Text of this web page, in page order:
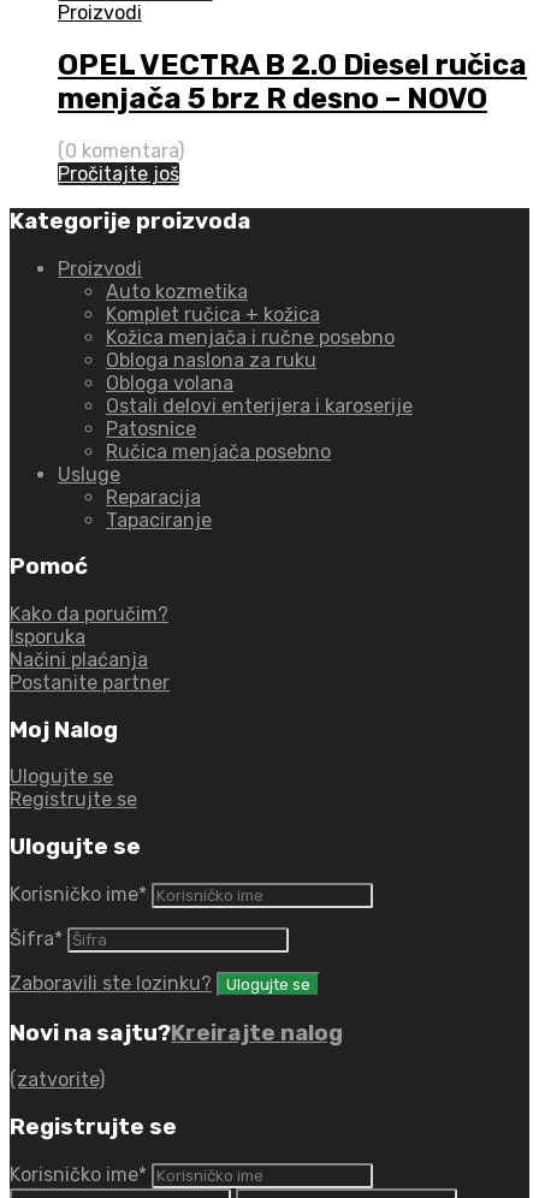
Proizvodi
OPEL VECTRA B 2.0 Diesel ručica
menjača 5 brz R desno – NOVO
(0 komentara)
Pročitajte još
Kategorije proizvoda
Proizvodi
Auto kozmetika
Komplet ručica + kožica
Kožica menjača i ručne posebno
Obloga naslona za ruku
Obloga volana
Ostali delovi enterijera i karoserije
Patosnice
Ručica menjača posebno
Usluge
Reparacija
Tapaciranje
Pomoć
Kako da poručim?
Isporuka
Načini plaćanja
Postanite partner
Moj Nalog
Ulogujte se
Registrujte se
Ulogujte se
Korisničko ime*
Šifra*
Zaboravili ste lozinku?
Novi na sajtu?Kreirajte nalog
(zatvorite)
Registrujte se
Korisničko ime*